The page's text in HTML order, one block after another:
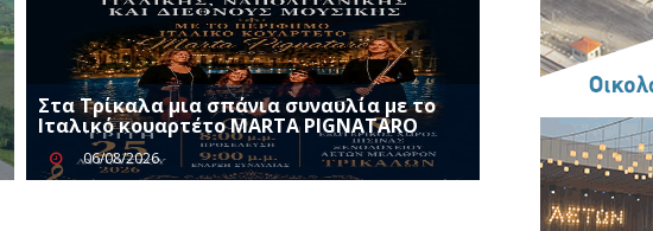
Στα Τρίκαλα μια σπάνια συναυλία με το
Ιταλικό κουαρτέτο MARTA PIGNATARO
06/08/2026